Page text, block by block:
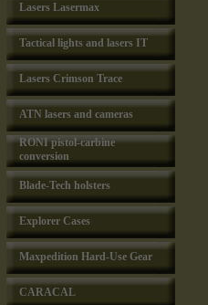
Lasers Lasermax
Tactical lights and lasers IT
Lasers Crimson Trace
ATN lasers and cameras
RONI pistol-carbine
conversion
Blade-Tech holsters
Explorer Cases
Maxpedition Hard-Use Gear
CARACAL